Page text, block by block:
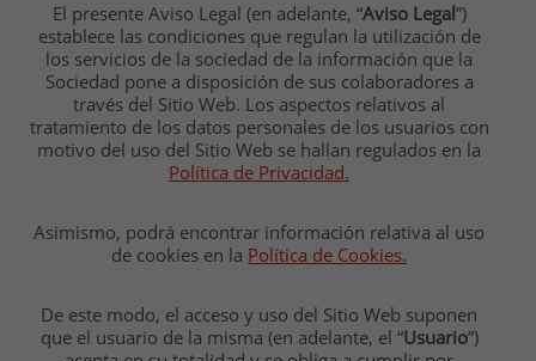
El presente Aviso Legal (en adelante, “Aviso Legal”)
establece las condiciones que regulan la utilización de
los servicios de la sociedad de la información que la
Sociedad pone a disposición de sus colaboradores a
través del Sitio Web. Los aspectos relativos al
tratamiento de los datos personales de los usuarios con
motivo del uso del Sitio Web se hallan regulados en la
Política de Privacidad.
Asimismo, podrá encontrar información relativa al uso
de cookies en la Política de Cookies.
De este modo, el acceso y uso del Sitio Web suponen
que el usuario de la misma (en adelante, el “Usuario”)